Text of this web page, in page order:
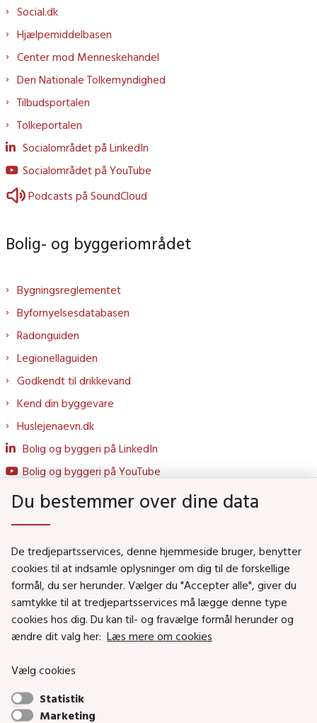
Social.dk
Hjælpemiddelbasen
Center mod Menneskehandel
Den Nationale Tolkemyndighed
Tilbudsportalen
Tolkeportalen
Socialområdet på LinkedIn
Socialområdet på YouTube
Podcasts på SoundCloud
Bolig- og byggeriområdet
Bygningsreglementet
Byfornyelsesdatabasen
Radonguiden
Legionellaguiden
Godkendt til drikkevand
Kend din byggevare
Huslejenaevn.dk
Bolig og byggeri på LinkedIn
Bolig og byggeri på YouTube
Social- og Boligministeriet
Job i Social- og Boligstyrelsen
Puljer og tilskud
Nyhedsbreve
Social- og Boligstyrelsens nyheder som RSS feed
Du bestemmer over dine data
De tredjepartsservices, denne hjemmeside bruger, benytter
cookies til at indsamle oplysninger om dig til de forskellige
formål, du ser herunder. Vælger du "Accepter alle", giver du
samtykke til at tredjepartsservices må lægge denne type
cookies hos dig. Du kan til- og fravælge formål herunder og
ændre dit valg her: Læs mere om cookies
Vælg cookies
Statistik
Marketing